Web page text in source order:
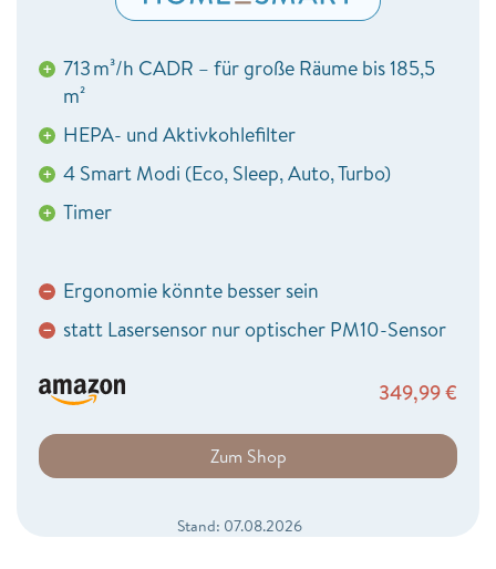
+ 713 m³/h CADR – für große Räume bis 185,5
m²
+ HEPA- und Aktivkohlefilter
+ 4 Smart Modi (Eco, Sleep, Auto, Turbo)
+ Timer
− Ergonomie könnte besser sein
− statt Lasersensor nur optischer PM10-Sensor
349,99€
Zum Shop
Stand: 07.08.2026